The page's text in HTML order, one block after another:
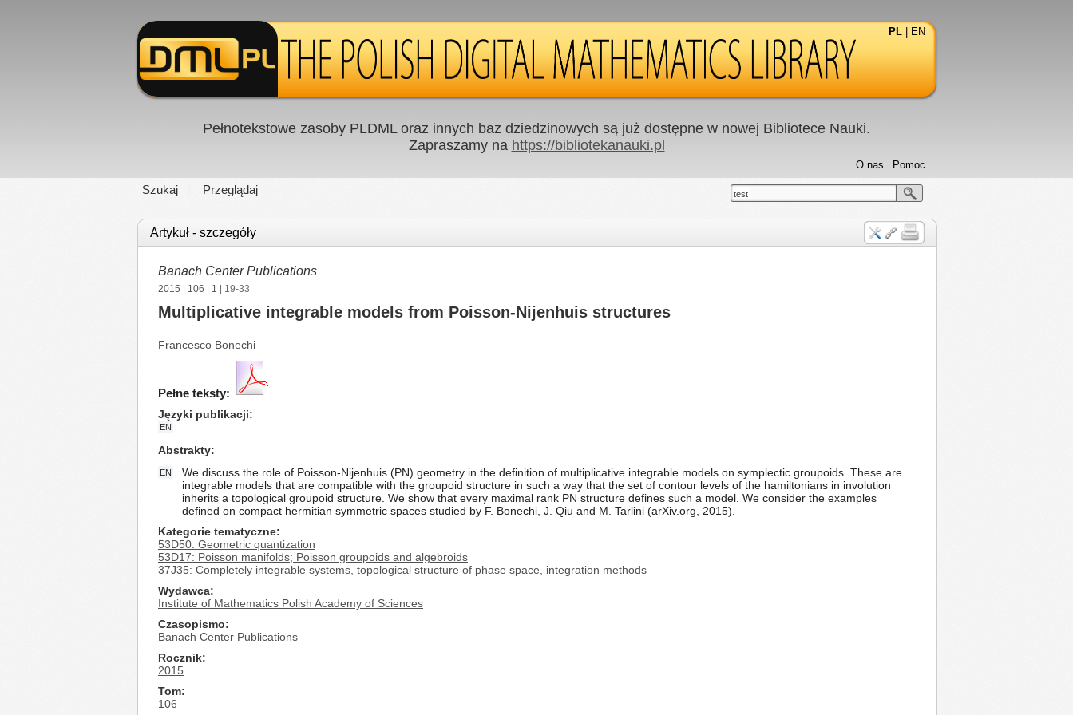
PL EN
Pełnotekstowe zasoby PLDML oraz innych baz dziedzinowych są już dostępne w nowej Bibliotece Nauki.
Zapraszamy na https://bibliotekanauki.pl
Szukaj Przeglądaj
Pomoc
O nas
test
Artykuł - szczegóły
Banach Center Publications
2015 106 1 | 19-33
Multiplicative integrable models from Poisson-Nijenhuis structures
Francesco Bonechi
Pełne teksty:
Języki publikacji
EN
Abstrakty
EN
We discuss the role of Poisson-Nijenhuis (PN) geometry in the definition of multiplicative integrable models on symplectic groupoids. These are
integrable models that are compatible with the groupoid structure in such a way that the set of contour levels of the hamiltonians in involution
inherits a topological groupoid structure. We show that every maximal rank PN structure defines such a model. We consider the examples
defined on compact hermitian symmetric spaces studied by F. Bonechi, J. Qiu and M. Tarlini (arXiv.org, 2015).
Kategorie tematyczne
53D50: Geometric quantization
53D17: Poisson manifolds; Poisson groupoids and algebroids
37J35: Completely integrable systems, topological structure of phase space, integration methods
Wydawca
Institute of Mathematics Polish Academy of Sciences
Czasopismo
Banach Center Publications
Rocznik
2015
Tom
106